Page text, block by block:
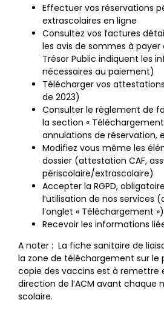
Effectuer vos réservations
extrascolaires en ligne
Consultez vos factures
les avis de sommes à payer
Trésor Public indiquent les
nécessaires au paiement)
Télécharger vos
de 2023)
Consulter le règlement de
la section «
annulations de réservation,
Modifiez vous même les
dossier (attestation CAF,
périscolaire/extrascolaire)
Accepter la RGPD,
l’utilisation de nos services
l’onglet « Téléchargement »)
Recevoir les informations
A noter : La fiche sanitaire de
la zone de téléchargement sur le
copie des vaccins est à remettre
direction de l’ACM avant chaque
scolaire.